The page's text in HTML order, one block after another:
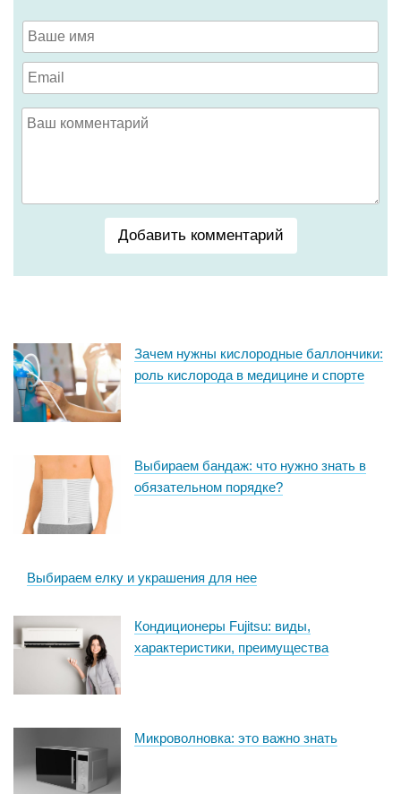
Добавить комментарий
Зачем нужны кислородные баллончики:
роль кислорода в медицине и спорте
Выбираем бандаж: что нужно знать в
обязательном порядке?
Выбираем елку и украшения для нее
Кондиционеры Fujitsu: виды,
характеристики, преимущества
Микроволновка: это важно знать